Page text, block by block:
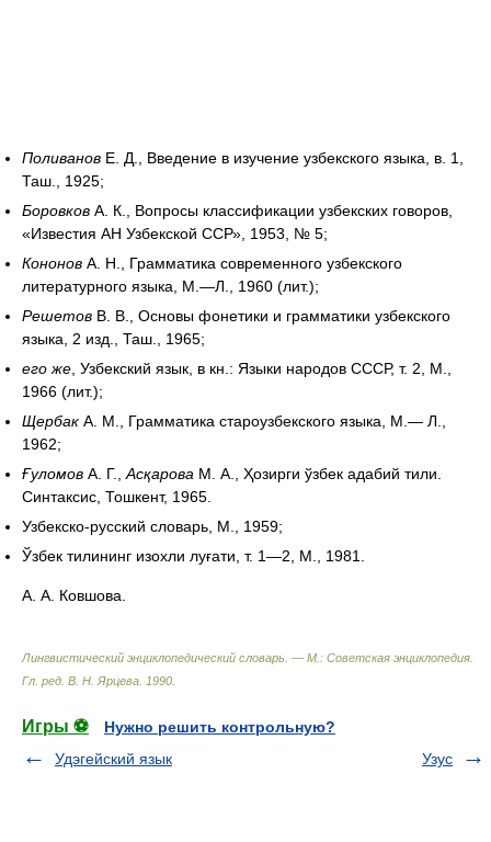
Поливанов Е. Д., Введение в изучение узбекского языка, в. 1,
Таш., 1925;
Боровков А. К., Вопросы классификации узбекских говоров,
«Известия АН Узбекской ССР», 1953, № 5;
Кононов А. Н., Грамматика современного узбекского
литературного языка, М.—Л., 1960 (лит.);
Решетов В. В., Основы фонетики и грамматики узбекского
языка, 2 изд., Таш., 1965;
его же , Узбекский язык, в кн.: Языки народов СССР, т. 2, М.,
1966 (лит.);
Щербак А. М., Грамматика староузбекского языка, М.— Л.,
1962;
Ғуломов А. Г., Асқарова М. А., Ҳозирги ўзбек адабий тили.
Синтаксис, Тошкент, 1965.
Узбекско-русский словарь, М., 1959;
Ўзбек тилининг изохли луғати, т. 1—2, М., 1981.
А. А. Ковшова.
Лингвистический энциклопедический словарь. — М.: Советская энциклопедия
Гл. ред. В. Н. Ярцева 1990
Игры ⚽
Нужно решить контрольную?
Удэгейский язык
Узус